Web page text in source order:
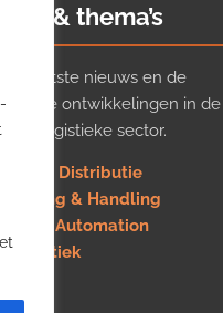
& thema’s
laatste nieuws en de
ontwikkelingen in de
logistieke sector.
& Distributie
& Handling
& Automation
logistiek